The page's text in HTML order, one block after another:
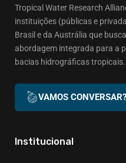
Tropical Water Research
instituições (públicas e
Brasil e da Austrália que
abordagem integrada para a
bacias hidrográficas tropicais.
VAMOS CONVERSAR?
Institucional